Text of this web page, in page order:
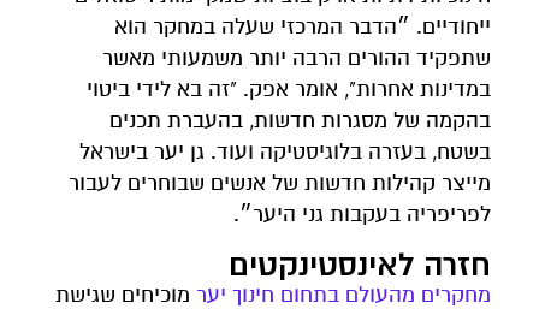
ייחודיים. ״הדבר המרכזי שעלה במחקר הוא
שתפקיד ההורים הרבה יותר משמעותי מאשר
במדינות אחרות", אומר אפק. "זה בא לידי ביטוי
בהקמה של מסגרות חדשות, בהעברת תכנים
בשטח, בעזרה בלוגיסטיקה ועוד. גן יער בישראל
מייצר קהילות חדשות של אנשים שבוחרים לעבור
לפריפריה בעקבות גני היער״.
חזרה לאינסטינקטים
מחקרים מהעולם בתחום חינוך יער מוכיחים שגישת